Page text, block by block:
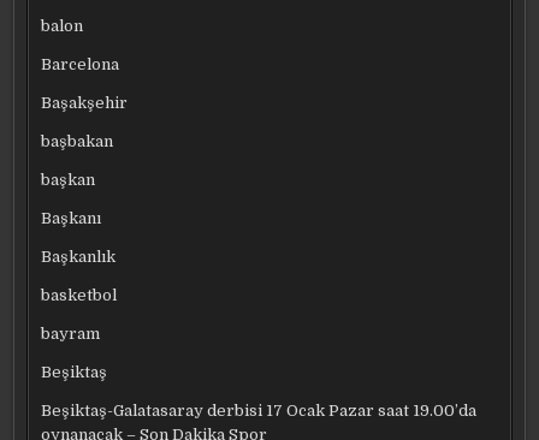
balon
Barcelona
Başakşehir
başbakan
başkan
Başkanı
Başkanlık
basketbol
bayram
Beşiktaş
Beşiktaş-Galatasaray derbisi 17 Ocak Pazar saat 19.00’da
oynanacak – Son Dakika Spor